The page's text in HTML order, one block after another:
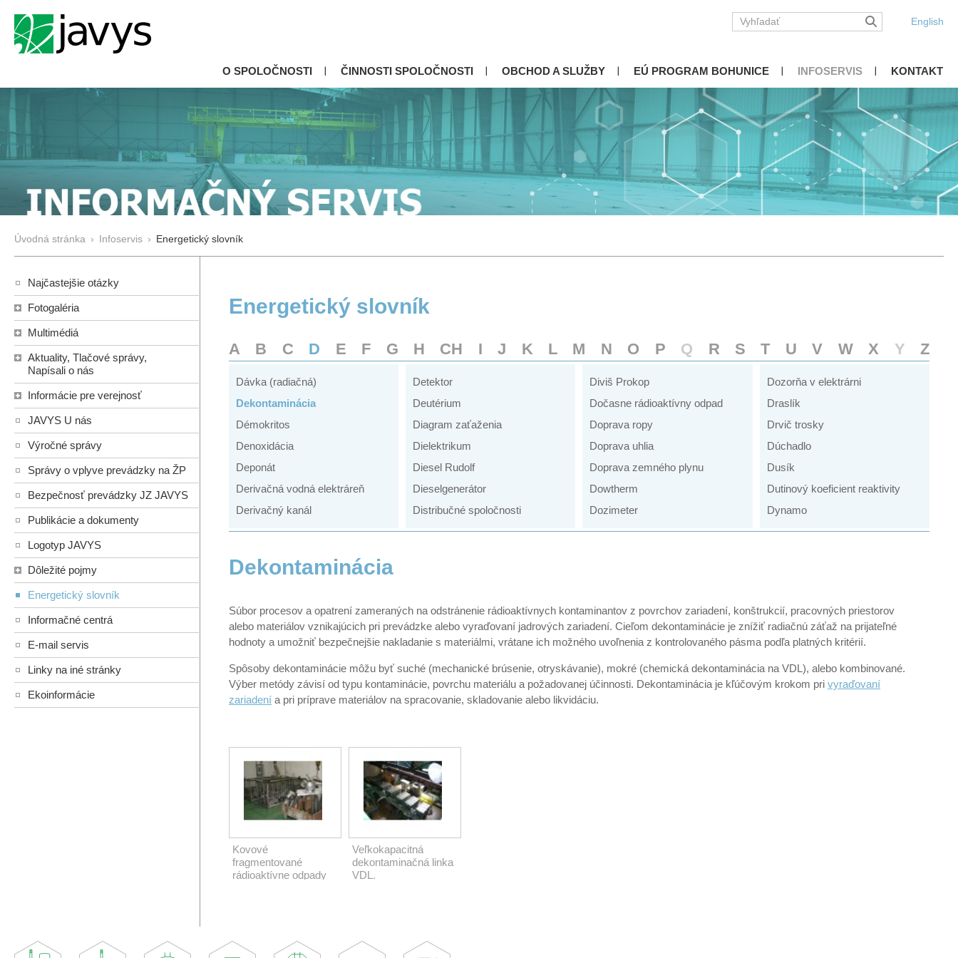
English
O SPOLOČNOSTI ČINNOSTI SPOLOČNOSTI OBCHOD A SLUŽBY EÚ PROGRAM BOHUNICE INFOSERVIS KONTAKT
Úvodná stránka › Infoservis › Energetický slovník
Najčastejšie otázky
Fotogaléria
Multimédiá
Aktuality, Tlačové správy,
Napísali o nás
Informácie pre verejnosť
JAVYS U nás
Výročné správy
Správy o vplyve prevádzky na ŽP
Bezpečnosť prevádzky JZ JAVYS
Publikácie a dokumenty
Logotyp JAVYS
Dôležité pojmy
Energetický slovník
Informačné centrá
E-mail servis
Linky na iné stránky
Ekoinformácie
Energetický slovník
A B C D E F G H CH I J K L M N O P Q R S T U V W X Y Z
Dávka (radiačná)
Dekontaminácia
Démokritos
Denoxidácia
Deponát
Derivačná vodná elektráreň
Derivačný kanál
Detektor
Deutérium
Diagram zaťaženia
Dielektrikum
Diesel Rudolf
Dieselgenerátor
Distribučné spoločnosti
Diviš Prokop
Dočasne rádioaktívny odpad
Doprava ropy
Doprava uhlia
Doprava zemného plynu
Dowtherm
Dozimeter
Dozorňa v elektrárni
Draslík
Drvič trosky
Dúchadlo
Dusík
Dutinový koeficient reaktivity
Dynamo
Dekontaminácia
Súbor procesov a opatrení zameraných na odstránenie rádioaktívnych kontaminantov z povrchov zariadení, konštrukcií, pracovných priestorov
alebo materiálov vznikajúcich pri prevádzke alebo vyraďovaní jadrových zariadení. Cieľom dekontaminácie je znížiť radiačnú záťaž na prijateľné
hodnoty a umožniť bezpečnejšie nakladanie s materiálmi, vrátane ich možného uvoľnenia z kontrolovaného pásma podľa platných kritérií.
Spôsoby dekontaminácie môžu byť suché (mechanické brúsenie, otryskávanie), mokré (chemická dekontaminácia na VDL), alebo kombinované.
Výber metódy závisí od typu kontaminácie, povrchu materiálu a požadovanej účinnosti. Dekontaminácia je kľúčovým krokom pri vyraďovaní
zariadení a pri príprave materiálov na spracovanie, skladovanie alebo likvidáciu.
Kovové
fragmentované
rádioaktívne odpady
Veľkokapacitná
dekontaminačná linka
VDL.